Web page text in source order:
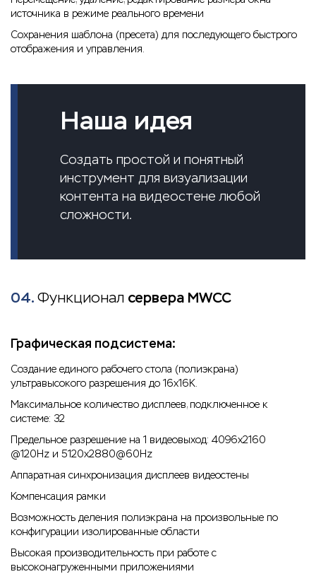
источника в режиме реального времени
Сохранения шаблона (пресета) для последующего быстрого
отображения и управления.
Наша идея
Создать простой и понятный
инструмент для визуализации
контента на видеостене любой
сложности.
04.Функционал сервера MWCC
Графическая подсистема:
Создание единого рабочего стола (полиэкрана)
ультравысокого разрешения до 16x16K.
Максимальное количество дисплеев, подключенное к
системе: 32
Предельное разрешение на 1 видеовыход: 4096x2160
@120Hz и 5120x2880@60Hz
Аппаратная синхронизация дисплеев видеостены
Компенсация рамки
Возможность деления полиэкрана на произвольные по
конфигурации изолированные области
Высокая производительность при работе с
высоконагруженными приложениями